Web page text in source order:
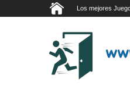
Los mejores